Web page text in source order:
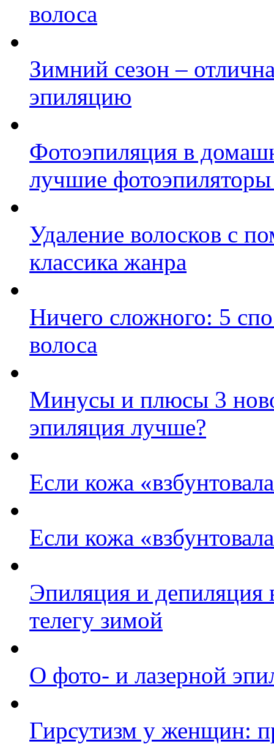
волоса
Зимний сезон –
эпиляцию
Фотоэпиляция в
лучшие
Удаление волосков с
классика жанра
Ничего сложного: 5
волоса
Минусы и плюсы 3
эпиляция лучше?
Если кожа
Если кожа
Эпиляция и депиляция
телегу зимой
О фото- и лазерной
Гирсутизм у женщин: